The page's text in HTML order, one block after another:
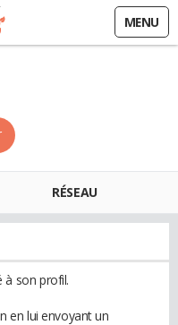
MENU
RÉSEAU
à son profil.
en lui envoyant un